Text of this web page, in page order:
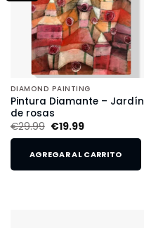
DIAMOND PAINTING
Pintura Diamante – Jardín
de rosas
€29.99 €19.99
AGREGAR AL CARRITO